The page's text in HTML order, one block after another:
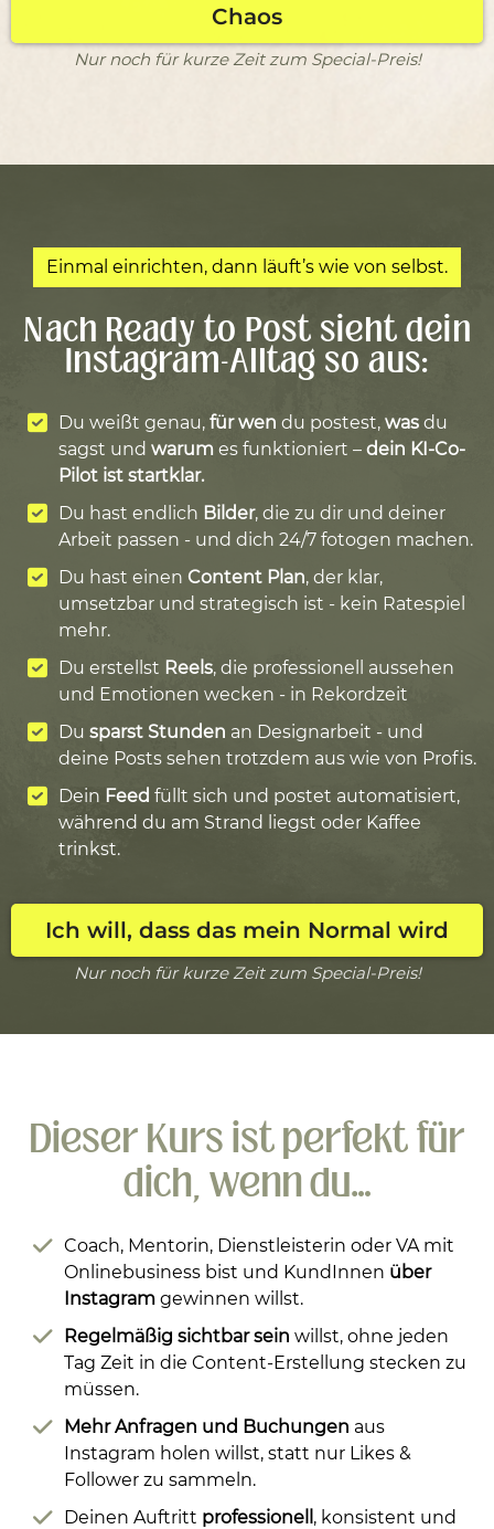
Chaos
Nur noch für kurze Zeit zum Special-Preis!
Einmal einrichten, dann läuft’s wie von selbst.
Nach Ready to Post sieht dein
Instagram-Alltag so aus:
Du weißt genau, für wen du postest, was du
sagst und warum es funktioniert – dein KI-Co-
Pilot ist startklar.
Du hast endlich Bilder, die zu dir und deiner
Arbeit passen - und dich 24/7 fotogen machen.
Du hast einen Content Plan, der klar,
umsetzbar und strategisch ist - kein Ratespiel
mehr.
Du erstellst Reels, die professionell aussehen
und Emotionen wecken - in Rekordzeit
Du sparst Stunden an Designarbeit - und
deine Posts sehen trotzdem aus wie von Profis.
Dein Feed füllt sich und postet automatisiert,
während du am Strand liegst oder Kaffee
trinkst.
Ich will, dass das mein Normal wird
Nur noch für kurze Zeit zum Special-Preis!
Dieser Kurs ist perfekt für
dich, wenn du…
Coach, Mentorin, Dienstleisterin oder VA mit
Onlinebusiness bist und KundInnen über
Instagram gewinnen willst.
Regelmäßig sichtbar sein willst, ohne jeden
Tag Zeit in die Content-Erstellung stecken zu
müssen.
Mehr Anfragen und Buchungen aus
Instagram holen willst, statt nur Likes &
Follower zu sammeln.
Deinen Auftritt professionell , konsistent und